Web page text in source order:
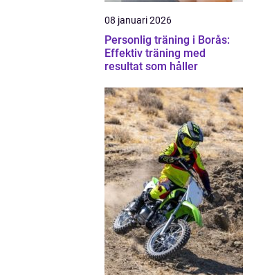
08 januari 2026
Personlig träning i Borås:
Effektiv träning med
resultat som håller